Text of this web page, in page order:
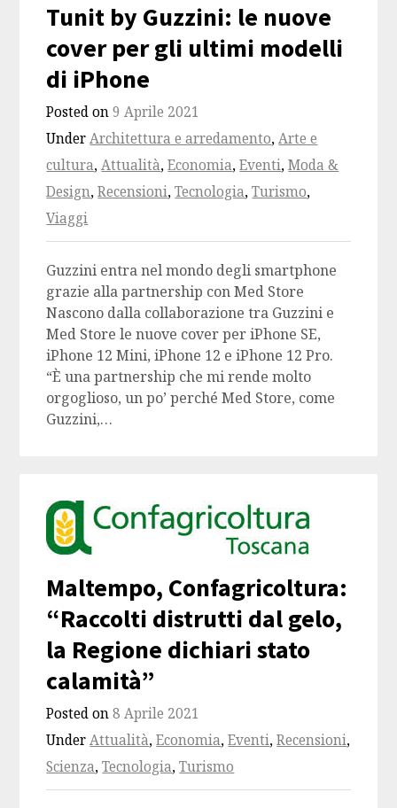
Tunit by Guzzini: le nuove
cover per gli ultimi modelli
di iPhone
Posted on9 Aprile 2021
UnderArchitettura e arredamento,Arte e
cultura,Attualità,Economia,Eventi,Moda &
Design,Recensioni,Tecnologia,Turismo,
Viaggi
Guzzini entra nel mondo degli smartphone
grazie alla partnership con Med Store
Nascono dalla collaborazione tra Guzzini e
Med Store le nuove cover per iPhone SE,
iPhone 12 Mini, iPhone 12 e iPhone 12 Pro.
“È una partnership che mi rende molto
orgoglioso, un po’ perché Med Store, come
Guzzini,…
Maltempo, Confagricoltura:
“Raccolti distrutti dal gelo,
la Regione dichiari stato
calamità”
Posted on8 Aprile 2021
UnderAttualità,Economia,Eventi,Recensioni,
Scienza,Tecnologia,Turismo